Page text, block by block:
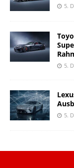
5.
5.
5.